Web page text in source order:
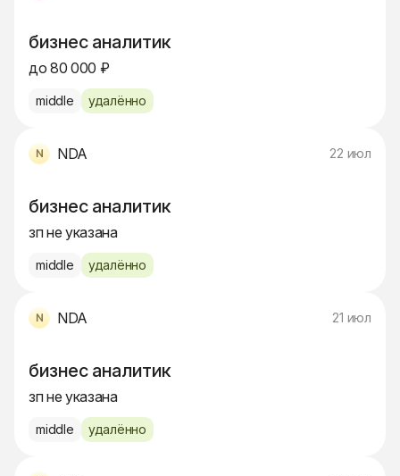
бизнес аналитик
до 80 000 ₽
middle удалённо
NDA 22 июл
бизнес аналитик
зп не указана
middle удалённо
NDA 21 июл
бизнес аналитик
зп не указана
middle удалённо